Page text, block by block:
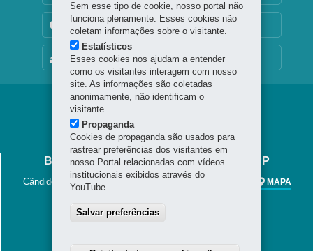
MAPA DO SITE
TRANSPARÊNCIA INSTITUCIONAL
Navegação
principal
BIBLIOTECA PÚBLICA DO PARANÁ - BPP
Cândido Lopes, 133 - Centro MAPA
Horário de Atendimento
Sábados, das 8h30 às 13h.
Sem esse tipo de cookie, nosso portal não
funciona plenamente. Esses cookies não
coletam informações sobre o visitante.
Estatísticos
Esses cookies nos ajudam a entender
como os visitantes interagem com nosso
site. As informações são coletadas
anonimamente, não identificam o
visitante.
Propaganda
Cookies de propaganda são usados para
rastrear preferências dos visitantes em
nosso Portal relacionadas com vídeos
institucionais exibidos através do
YouTube.
Salvar preferências